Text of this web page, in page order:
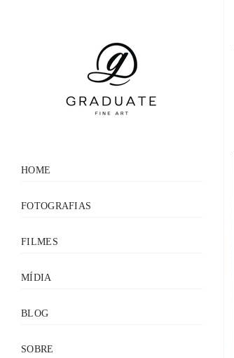
HOME
FOTOGRAFIAS
FILMES
MÍDIA
BLOG
SOBRE